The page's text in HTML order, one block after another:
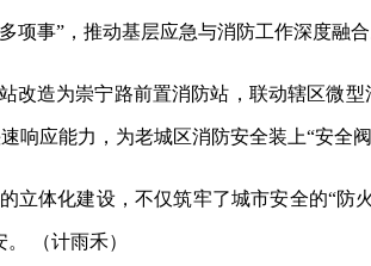
项事”，推动基层应急与消防工作深度融合
改造为崇宁路前置消防站，联动辖区微
应能力，为老城区消防安全装上“安全阀
立体化建设，不仅筑牢了城市安全的“防
（计雨禾）